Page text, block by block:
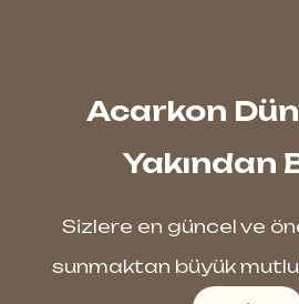
Acarkon
Yakından
Sizlere en güncel ve
sunmaktan büyük